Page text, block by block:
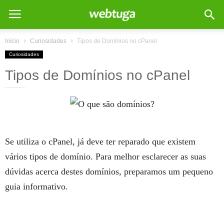
Início Curiosidades Tipos de Domínios no cPanel
Curiosidades
Tipos de Domínios no cPanel
Se utiliza o cPanel, já deve ter reparado que existem
vários tipos de domínio. Para melhor esclarecer as suas
dúvidas acerca destes domínios, preparamos um pequeno
guia informativo.